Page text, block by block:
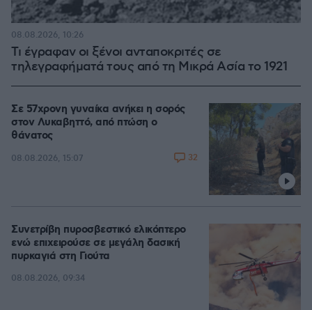
Τι έγραφαν οι ξένοι ανταποκριτές σε
τηλεγραφήματά τους από τη Μικρά Ασία το 1921
08.08.2026, 10:26
Σε 57χρονη γυναίκα ανήκει η σορός
στον Λυκαβηττό, από πτώση ο
θάνατος
08.08.2026, 15:07 32
Συνετρίβη πυροσβεστικό ελικόπτερο
ενώ επιχειρούσε σε μεγάλη δασική
πυρκαγιά στη Γιούτα
08.08.2026, 09:34